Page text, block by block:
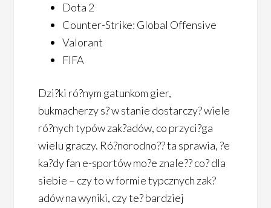
Dota 2
Counter-Strike: Global Offensive
Valorant
FIFA
Dzi?ki ró?nym gatunkom gier,
bukmacherzy s? w stanie dostarczy? wiele
ró?nych typów zak?adów, co przyci?ga
wielu graczy. Ró?norodno?? ta sprawia, ?e
ka?dy fan e-sportów mo?e znale?? co? dla
siebie – czy to w formie typcznych zak?
adów na wyniki, czy te? bardziej